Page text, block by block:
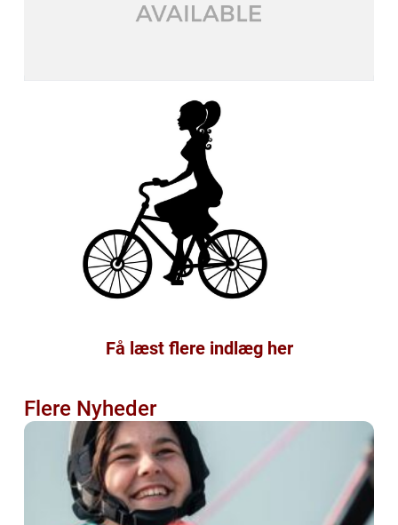
Få læst flere indlæg her
Flere Nyheder